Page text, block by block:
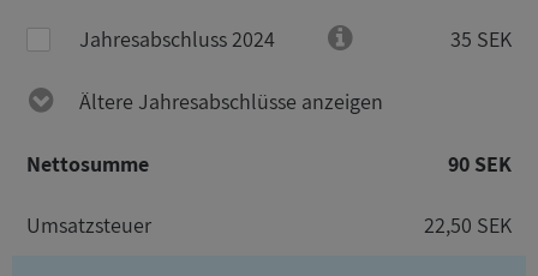
Jahresabschluss 2024 35 SEK
Ältere Jahresabschlüsse anzeigen
Nettosumme 90 SEK
Umsatzsteuer 22,50 SEK